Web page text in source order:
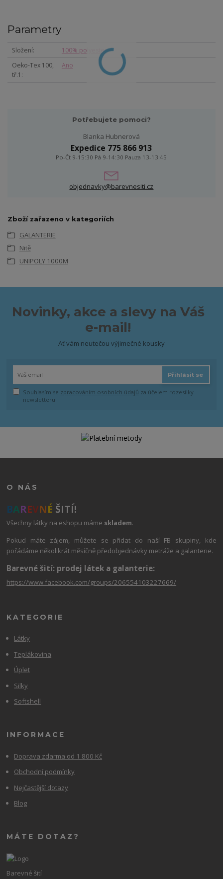
Parametry
Složení
100% polyester
Oeko-Tex 100,
tř.1
Ano
Potřebujete pomoci?
Blanka Hubnerová
Expedice 775 866 913
Po-Čt 9-15:30 Pá 9-14:30 Pauza 13-13:45
objednavky@barevnesiti.cz
Zboží zařazeno v kategoriích
GALANTERIE
Nitě
UNIPOLY 1000M
Novinky, akce a slevy na Váš
e-mail!
Ať vám neutečou výjimečné kousky
Přihlásit se
Souhlasím se zpracováním osobních údajů za účelem rozesílky
newsletteru.
O NÁS
BAREVNÉ ŠITÍ!
Všechny látky na eshopu máme skladem.
Pokud máte zájem, můžete se přidat do naší FB skupiny, kde
pořádáme několikrát měsíčně předobjednávky metráže a galanterie.
Barevné šití: prodej látek a galanterie:
https://www.facebook.com/groups/206554103227669/
KATEGORIE
Látky
Teplákovina
Úplet
Silky
Softshell
INFORMACE
Doprava zdarma od 1 800 Kč
Obchodní podmínky
Nejčastější dotazy
Blog
MÁTE DOTAZ?
Barevné šití